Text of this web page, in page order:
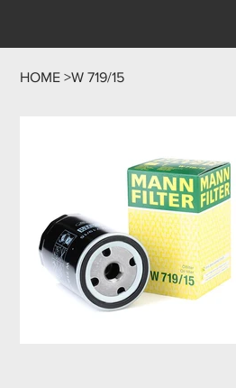
HOME >W 719/15